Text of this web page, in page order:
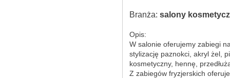
Branża: salony
Opis:
W salonie oferujemy zabiegi
stylizację paznokci, akryl żel,
kosmetyczny, hennę,
Z zabiegów fryzjerskich